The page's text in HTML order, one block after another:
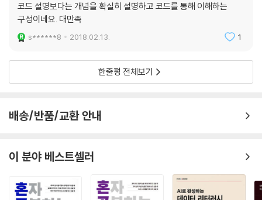
__8.4 배깅 트리
__8.5 랜덤 포레스트
__8.6 부스팅
____단일 트리
____배깅 트리
____랜덤 포레스트
____큐비스트
단한 선형 회귀, 기본 가설 검정(p-값 및 검정 통계) 등의 기본 통계 지식
을 사전에 가지고 있어야 한다
‘예측’하는 것에 있어 왔다. 흔히 ‘고급 분석’이라는 머신 러닝 알고리즘을
성격을 ‘예측’하는 것에 초점이 맞춰져 있다. 이런 분석 기법은 흔히 ‘예측
기법을 실제 상황에 직접 사용해보려고 시도하고 있다. 특히 예전과 달리
학계 및 산업계에서 전반적으로 데이터에 대한 인식이 자연스러워지고,
코드 설명보다는 개념을 확실히 설명하고 코드를 통해 이해하는
구성이네요. 대만족
s******8 2018.02.13. 1
한줄평 전체보기
배송/반품/교환 안내
이 분야 베스트셀러